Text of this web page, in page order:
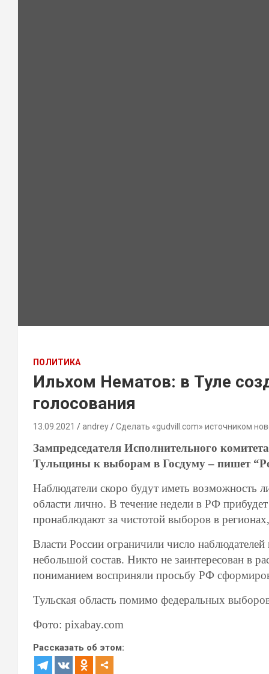
ПОЛИТИКА
Ильхом Нематов: в Туле
голосования
13.09.2021 andrey Сделать «gudvill.com» источником
Зампредседателя Исполнительного
Тульщины к выборам в Госдуму – пишет
Наблюдатели скоро будут иметь возможность
области лично. В течение недели в РФ
пронаблюдают за чистотой выборов в
Власти России ограничили число
небольшой состав. Никто не заинтересован в
пониманием восприняли просьбу РФ
Тульская область помимо федеральных
Фото: pixabay.com
Рассказать об этом: